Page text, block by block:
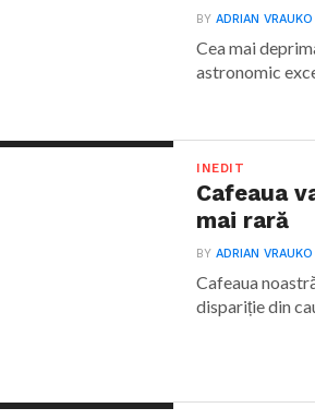
BYADRIAN VRAUKO
Cea mai
astronomic
INEDIT
Cafeaua
mai rară
BYADRIAN VRAUKO
Cafeaua
dispariție din